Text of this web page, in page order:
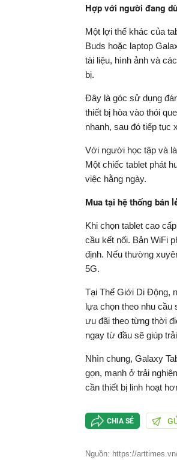
Hợp với người đang
Một lợi thế khác của
Buds hoặc laptop
tài liệu, hình ảnh và
bị.
Đây là góc sử dụng
thiết bị hòa vào thói
nhanh, sau đó tiếp tục
Với người học tập và
Một chiếc tablet phát
việc hằng ngày.
Mua tại hệ thống bán
Khi chọn tablet cao
cầu kết nối. Bản WiFi
định. Nếu thường
5G.
Tại Thế Giới Di Động,
lựa chọn theo nhu
ưu đãi theo từng thời
ngay từ đầu sẽ giúp
Nhìn chung, Galaxy
gọn, mạnh ở trải
cần thiết bị linh hoạt
CHIA SẺ
Nguồn: https://